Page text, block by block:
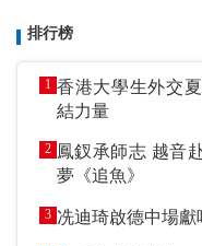
排行榜
1 香港大學生外交
結力量
2 鳳釵承師志 越音
夢《追魚》
3 冼迪琦啟德中場